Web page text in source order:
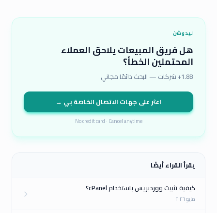
ليدوشن
هل فريق المبيعات يلاحق العملاء
المحتملين الخطأ؟
1.8B+ شركات — البحث دائمًا مجاني
اعثر على جهات الاتصال الخاصة بي →
No credit card · Cancel anytime
يقرأ القراء أيضًا
كيفية تثبيت ووردبريس باستخدام cPanel؟
مايو ٢٠٢٦